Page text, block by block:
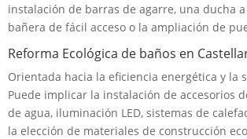
instalación de barras de agarre, una ducha
bañera de fácil acceso o la ampliación de
Reforma Ecológica de baños en
Orientada hacia la eficiencia energética y la
Puede implicar la instalación de accesorios
de agua, iluminación LED, sistemas de
la elección de materiales de construcción